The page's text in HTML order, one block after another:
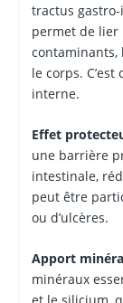
tractus
permet de lier
contaminants,
le corps.
interne.
Effet
une barrière
intestinale,
peut être
ou d’ulcères.
Apport
minéraux